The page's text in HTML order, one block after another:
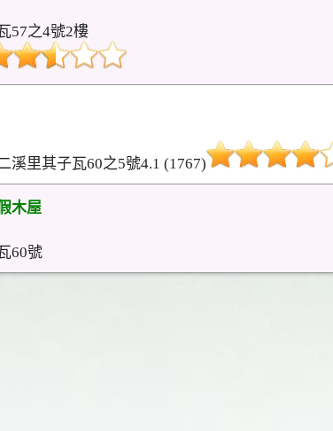
57之4號2樓
溪里其子瓦60之5號4.1 (1767)
木屋
60號